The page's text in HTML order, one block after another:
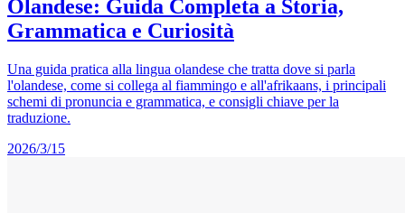
Olandese: Guida Completa a Storia,
Grammatica e Curiosità
Una guida pratica alla lingua olandese che tratta dove si parla
l'olandese, come si collega al fiammingo e all'afrikaans, i principali
schemi di pronuncia e grammatica, e consigli chiave per la
traduzione.
2026/3/15